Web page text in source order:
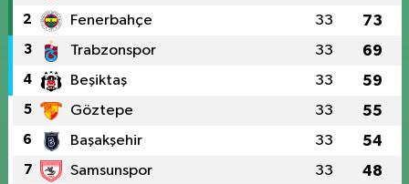
2 Fenerbahçe 33 73
3 Trabzonspor 33 69
4 Beşiktaş 33 59
5 Göztepe 33 55
6 Başakşehir 33 54
7 Samsunspor 33 48